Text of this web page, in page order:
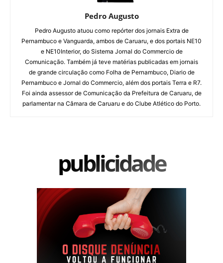
Pedro Augusto
Pedro Augusto atuou como repórter dos jornais Extra de
Pernambuco e Vanguarda, ambos de Caruaru, e dos portais NE10
e NE10Interior, do Sistema Jornal do Commercio de
Comunicação. Também já teve matérias publicadas em jornais
de grande circulação como Folha de Pernambuco, Diario de
Pernambuco e Jornal do Commercio, além dos portais Terra e R7.
Foi ainda assessor de Comunicação da Prefeitura de Caruaru, de
parlamentar na Câmara de Caruaru e do Clube Atlético do Porto.
publicidade